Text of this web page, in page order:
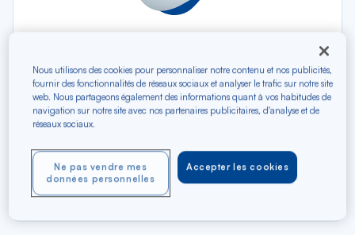
total tranquilidad!
Gracias a esta nueva colaboración entre Air
preferentes, un servicio atento y numerosas
ventajas.
Nous utilisons des cookies pour personnaliser notre contenu et nos publicités,
fournir des fonctionnalités de réseaux sociaux et analyser le trafic sur notre site
web. Nous partageons également des informations quant à vos habitudes de
navigation sur notre site avec nos partenaires publicitaires, d'analyse et de
réseaux sociaux.
Accepter les cookies
Ne pas vendre mes
données personnelles